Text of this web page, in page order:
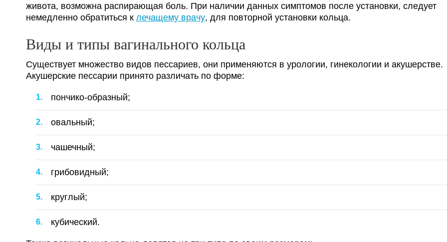
живота, возможна распирающая боль. При наличии данных симптомов после установки, следует
немедленно обратиться к лечащему врачу, для повторной установки кольца.
Виды и типы вагинального кольца
Существует множество видов пессариев, они применяются в урологии, гинекологии и акушерстве.
Акушерские пессарии принято различать по форме:
пончико-образный;
овальный;
чашечный;
грибовидный;
круглый;
кубический.